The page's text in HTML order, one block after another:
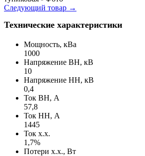
Следующий товар →
Технические характеристики
Мощность, кВа
1000
Напряжение ВН, кВ
10
Напряжение НН, кВ
0,4
Ток ВН, А
57,8
Ток НН, А
1445
Ток х.х.
1,7%
Потери х.х., Вт